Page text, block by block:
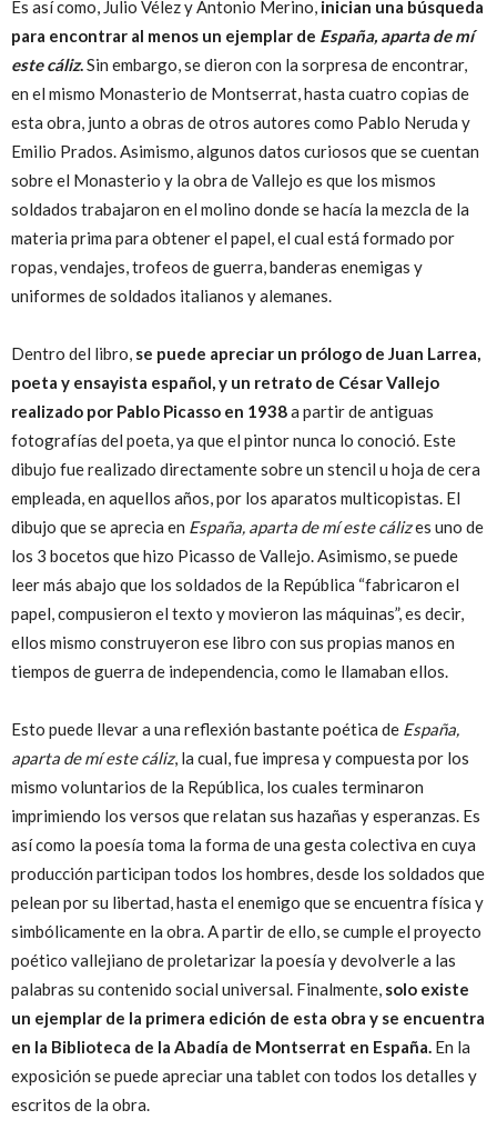
Es así como, Julio Vélez y Antonio Merino, inician una búsqueda
para encontrar al menos un ejemplar de España, aparta de mí
este cáliz.Sin embargo, se dieron con la sorpresa de encontrar,
en el mismo Monasterio de Montserrat, hasta cuatro copias de
esta obra, junto a obras de otros autores como Pablo Neruda y
Emilio Prados. Asimismo, algunos datos curiosos que se cuentan
sobre el Monasterio y la obra de Vallejo es que los mismos
soldados trabajaron en el molino donde se hacía la mezcla de la
materia prima para obtener el papel, el cual está formado por
ropas, vendajes, trofeos de guerra, banderas enemigas y
uniformes de soldados italianos y alemanes.
Dentro del libro, se puede apreciar un prólogo de Juan Larrea,
poeta y ensayista español, y un retrato de César Vallejo
realizado por Pablo Picasso en 1938a partir de antiguas
fotografías del poeta, ya que el pintor nunca lo conoció. Este
dibujo fue realizado directamente sobre un stencil u hoja de cera
empleada, en aquellos años, por los aparatos multicopistas. El
dibujo que se aprecia en España, aparta de mí este cálizes uno de
los 3 bocetos que hizo Picasso de Vallejo. Asimismo, se puede
leer más abajo que los soldados de la República “fabricaron el
papel, compusieron el texto y movieron las máquinas”, es decir,
ellos mismo construyeron ese libro con sus propias manos en
tiempos de guerra de independencia, como le llamaban ellos.
Esto puede llevar a una reflexión bastante poética de España,
aparta de mí este cáliz, la cual, fue impresa y compuesta por los
mismo voluntarios de la República, los cuales terminaron
imprimiendo los versos que relatan sus hazañas y esperanzas. Es
así como la poesía toma la forma de una gesta colectiva en cuya
producción participan todos los hombres, desde los soldados que
pelean por su libertad, hasta el enemigo que se encuentra física y
simbólicamente en la obra. A partir de ello, se cumple el proyecto
poético vallejiano de proletarizar la poesía y devolverle a las
palabras su contenido social universal. Finalmente, solo existe
un ejemplar de la primera edición de esta obra y se encuentra
en la Biblioteca de la Abadía de Montserrat en España. En la
exposición se puede apreciar una tablet con todos los detalles y
escritos de la obra.